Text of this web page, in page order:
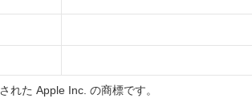
た Apple Inc. の商標です。